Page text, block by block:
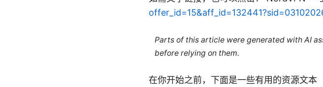
Parts of this article were generated with AI
before relying on them.
在你开始之前，下面是一些有用的资源文本